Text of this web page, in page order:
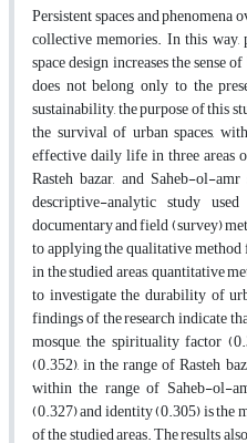
Persistent spaces and
collective memories. In this
space design increases the sense
does not belong only to the
sustainability, the purpose of this
the survival of urban spaces,
effective daily life in three areas
Rasteh bazar, and Saheb-ol-
descriptive-analytic study
documentary and field (survey)
to applying the qualitative
in the studied areas, quantitative
to investigate the durability of
findings of the research indicate
mosque, the spirituality factor
(0.352), in the range of Rasteh
within the range of Saheb-ol-
(0.327) and identity (0.305) is the
of the studied areas. The results